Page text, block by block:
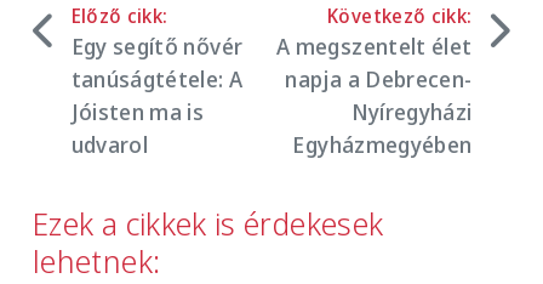
Előző cikk:
Egy segítő nővér
tanúságtétele: A
Jóisten ma is
udvarol
Következő cikk:
A megszentelt élet
napja a Debrecen-
Nyíregyházi
Egyházmegyében
Ezek a cikkek is érdekesek
lehetnek: